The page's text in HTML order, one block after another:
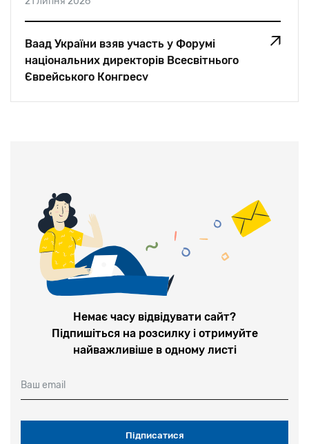
Ваад України взяв участь у Форумі
національних директорів Всесвітнього
Єврейського Конгресу
05 липня 2026
And News
28 червня 2026
1-2 липня у Києві відбудеться
конференція «Єврейська спадщина в
Україні: Досвід та перспективи
досліджень»
28 червня 2026
У Теплицькій громаді на Вінничині
Немає часу відвідувати сайт?
Підпишіться на розсилку і отримуйте
найважливіше в одному листі
Ваш email